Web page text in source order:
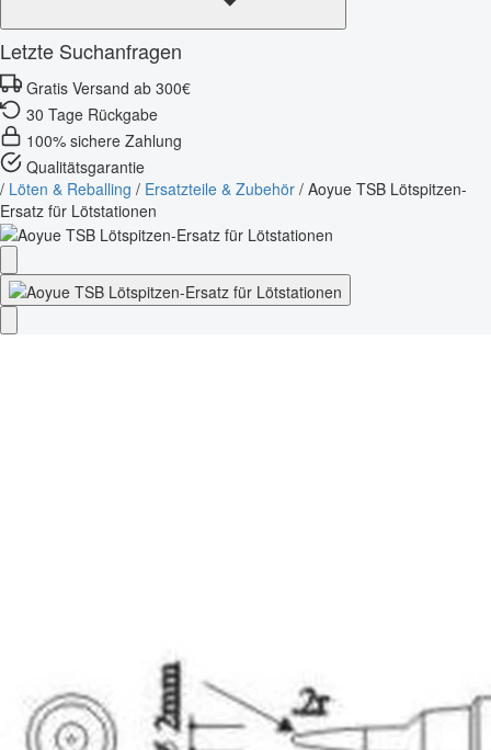
Letzte Suchanfragen
Gratis Versand ab 300€
30 Tage Rückgabe
100% sichere Zahlung
Qualitätsgarantie
/ Löten & Reballing / Ersatzteile & Zubehör / Aoyue TSB Lötspitzen-
Ersatz für Lötstationen